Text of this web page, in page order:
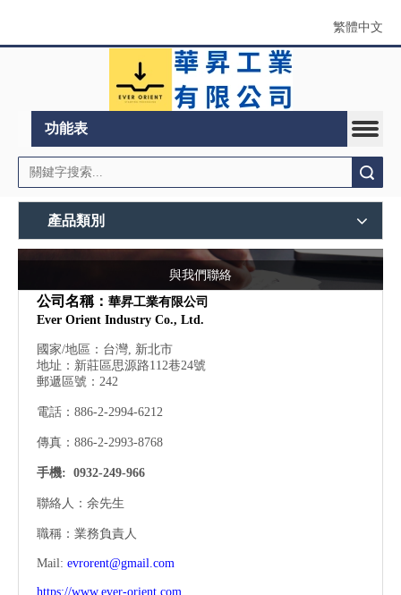
繁體中文
功能表
產品類別
與我們聯絡
公司名稱： 華昇工業有限公司
Ever Orient Industry Co., Ltd.
國家/地區：台灣, 新北市
地址：新莊區思源路112巷24號
郵遞區號：242
電話：886-2-2994-6212
傳真：886-2-2993-8768
手機: 0932-249-966
聯絡人：余先生
職稱：業務負責人
Mail: evrorent@gmail.com
https://www.ever-orient.com